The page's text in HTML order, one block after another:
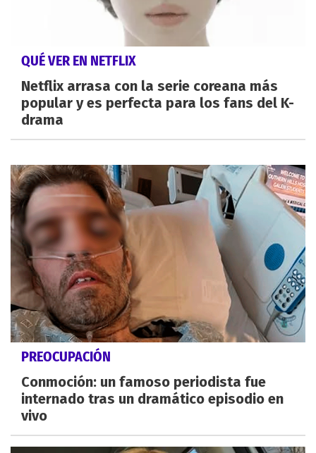
QUÉ VER EN NETFLIX
Netflix arrasa con la serie coreana más
popular y es perfecta para los fans del K-
drama
PREOCUPACIÓN
Conmoción: un famoso periodista fue
internado tras un dramático episodio en
vivo